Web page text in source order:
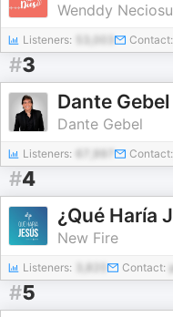
Wenddy
Listeners: Contact:
#3
Dante
Dante Gebel
Listeners: Contact:
#4
¿Qué Haría
New Fire
Listeners: Contact:
#5